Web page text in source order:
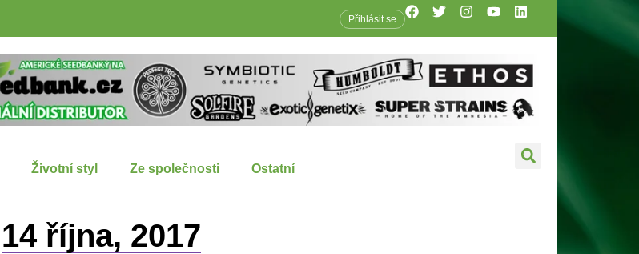
Přihlásit se
Životní styl Ze společnosti Ostatní
14 října, 2017